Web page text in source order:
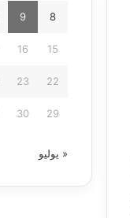
8
9
15
16
22
23
29
30
« يوليو